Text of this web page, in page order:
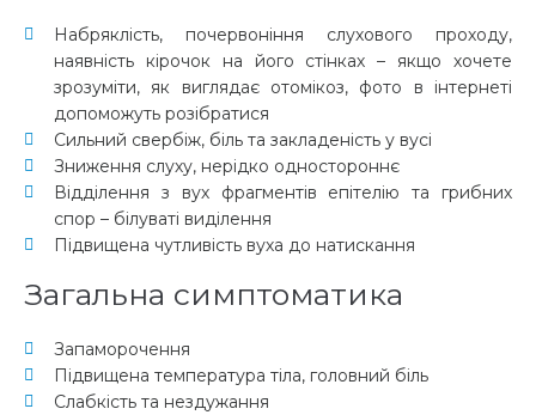
Набряклість, почервоніння слухового проходу,
наявність кірочок на його стінках – якщо хочете
зрозуміти, як виглядає отомікоз, фото в інтернеті
допоможуть розібратися
Сильний свербіж, біль та закладеність у вусі
Зниження слуху, нерідко одностороннє
Відділення з вух фрагментів епітелію та грибних
спор – білуваті виділення
Підвищена чутливість вуха до натискання
Загальна симптоматика
Запаморочення
Підвищена температура тіла, головний біль
Слабкість та нездужання